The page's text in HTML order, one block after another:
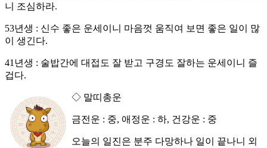
니 조심하라.
53년생 : 신수 좋은 운세이니 마음껏 움직여 보면 좋은 일이 많
이 생긴다.
41년생 : 술밥간에 대접도 잘 받고 구경도 잘하는 운세이니 즐
겁다.
◇ 말띠총운
금전운 : 중, 애정운 : 하, 건강운 : 중
오늘의 일진은 분주 다망하나 일이 끝나니 외